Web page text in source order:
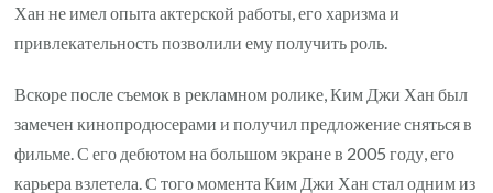
Хан не имел опыта актерской работы, его харизма и
привлекательность позволили ему получить роль.
Вскоре после съемок в рекламном ролике, Ким Джи Хан был
замечен кинопродюсерами и получил предложение сняться в
фильме. С его дебютом на большом экране в 2005 году, его
карьера взлетела. С того момента Ким Джи Хан стал одним из